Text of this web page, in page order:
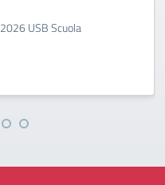
USB Scuola